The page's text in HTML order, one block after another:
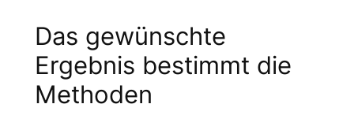
Das gewünschte
Ergebnis bestimmt die
Methoden